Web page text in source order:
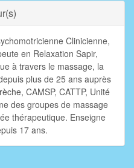
Clinicienne,
en Relaxation Sapir,
à travers le massage, la
plus de 25 ans auprès
CAMSP, CATTP, Unité
des groupes de massage
thérapeutique. Enseigne
17 ans.